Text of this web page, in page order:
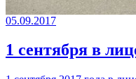
05.09.2017
1 сентября в